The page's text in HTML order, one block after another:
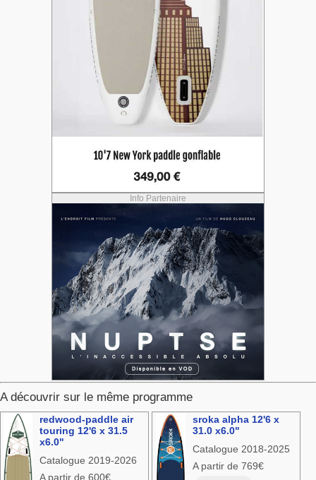
Info Partenaire
A découvrir sur le même programme
redwood-paddle air
touring 12'6 x 31.5
x6.0"
Catalogue 2019-2026
A partir de 600€
sroka alpha 12'6 x
31.0 x6.0"
Catalogue 2018-2025
A partir de 769€